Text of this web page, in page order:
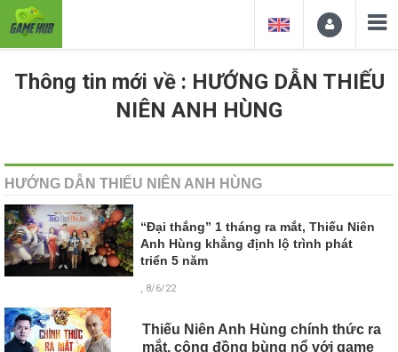
Thông tin mới về : HƯỚNG DẪN THIẾU
NIÊN ANH HÙNG
HƯỚNG DẪN THIẾU NIÊN ANH HÙNG
“Đại thắng” 1 tháng ra mắt, Thiếu Niên
Anh Hùng khẳng định lộ trình phát
triển 5 năm
, 8/6/22
Thiếu Niên Anh Hùng chính thức ra
mắt, cộng đồng bùng nổ với game